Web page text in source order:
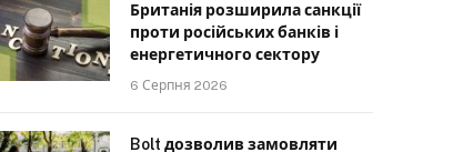
Британія розширила санкції
проти російських банків і
енергетичного сектору
6 Серпня 2026
Bolt дозволив замовляти